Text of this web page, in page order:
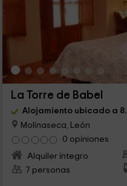
La Torre de Babel
Alojamiento ubicado a
Molinaseca, León
0 opiniones
Alquiler íntegro
7 personas